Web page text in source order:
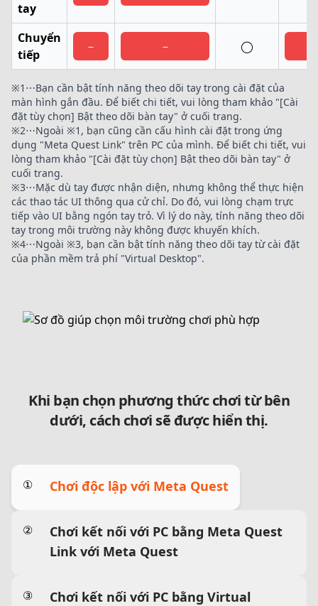
tay
Chuyển
tiếp
－ － ◯
※1⋯Bạn cần bật tính năng theo dõi tay trong cài đặt của
màn hình gắn đầu. Để biết chi tiết, vui lòng tham khảo "[Cài
đặt tùy chọn] Bật theo dõi bàn tay" ở cuối trang.
※2⋯Ngoài ※1, bạn cũng cần cấu hình cài đặt trong ứng
dụng "Meta Quest Link" trên PC của mình. Để biết chi tiết, vui
lòng tham khảo "[Cài đặt tùy chọn] Bật theo dõi bàn tay" ở
cuối trang.
※3⋯Mặc dù tay được nhận diện, nhưng không thể thực hiện
các thao tác UI thông qua cử chỉ. Do đó, vui lòng chạm trực
tiếp vào UI bằng ngón tay trỏ. Vì lý do này, tính năng theo dõi
tay trong môi trường này không được khuyến khích.
※4⋯Ngoài ※3, bạn cần bật tính năng theo dõi tay từ cài đặt
của phần mềm trả phí "Virtual Desktop".
Khi bạn chọn phương thức chơi từ bên
dưới, cách chơi sẽ được hiển thị.
① Chơi độc lập với Meta Quest
②
Chơi kết nối với PC bằng Meta Quest
Link với Meta Quest
③
Chơi kết nối với PC bằng Virtual